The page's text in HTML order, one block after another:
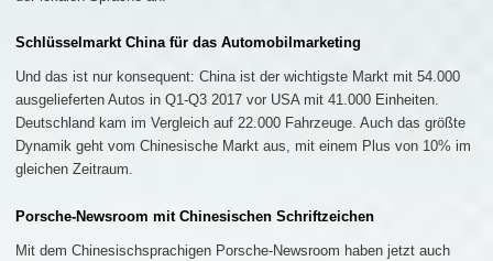
Schlüsselmarkt China für das Automobilmarketing
Und das ist nur konsequent: China ist der wichtigste Markt mit 54.000
ausgelieferten Autos in Q1-Q3 2017 vor USA mit 41.000 Einheiten.
Deutschland kam im Vergleich auf 22.000 Fahrzeuge. Auch das größte
Dynamik geht vom Chinesische Markt aus, mit einem Plus von 10% im
gleichen Zeitraum.
Porsche-Newsroom mit Chinesischen Schriftzeichen
Mit dem Chinesischsprachigen Porsche-Newsroom haben jetzt auch